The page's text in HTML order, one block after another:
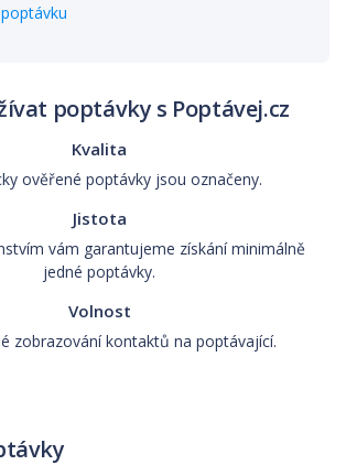
poptávky s Poptávej.cz
Kvalita
ověřené poptávky jsou označeny.
Jistota
vám garantujeme získání minimálně
jedné poptávky.
Volnost
zobrazování kontaktů na poptávající.